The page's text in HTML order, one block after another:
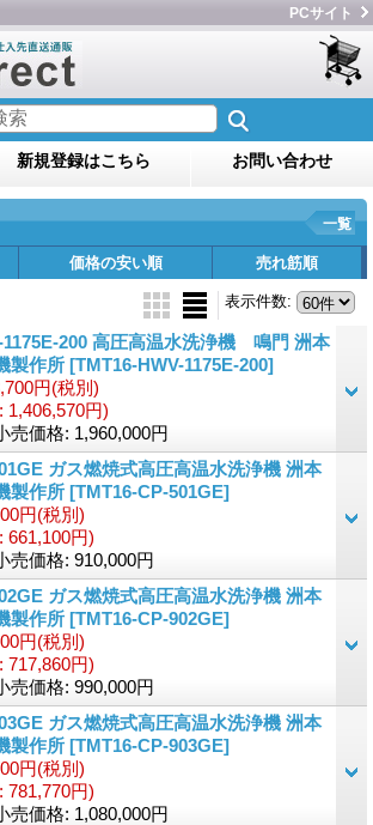
PCサイト
新規登録はこちら お問い合わせ
一覧
価格の安い順 売れ筋順
表示件数:
1175E-200 高圧高温水洗浄機 鳴門 洲本
製作所 [TMT16-HWV-1175E-200]
円(税別)
: 1,406,570円)
売価格: 1,960,000円
ガス燃焼式高圧高温水洗浄機 洲本
製作所 [TMT16-CP-501GE]
円(税別)
: 661,100円)
売価格: 910,000円
ガス燃焼式高圧高温水洗浄機 洲本
製作所 [TMT16-CP-902GE]
円(税別)
: 717,860円)
売価格: 990,000円
ガス燃焼式高圧高温水洗浄機 洲本
製作所 [TMT16-CP-903GE]
円(税別)
: 781,770円)
売価格: 1,080,000円